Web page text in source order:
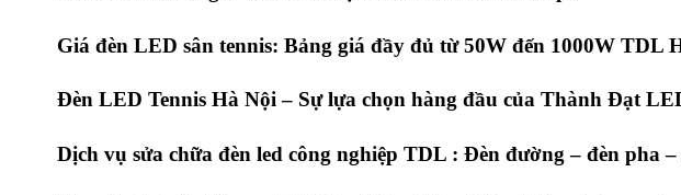
Giá đèn LED sân tennis: Bảng giá đầy đủ từ 50W đến 1000W TDL
Đèn LED Tennis Hà Nội – Sự lựa chọn hàng đầu của Thành Đạt
Dịch vụ sửa chữa đèn led công nghiệp TDL : Đèn đường – đèn pha